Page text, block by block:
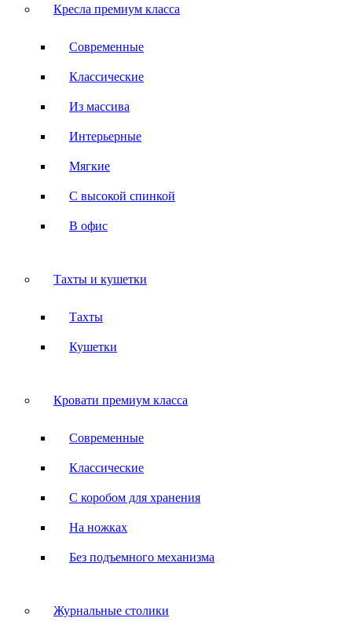
Кресла премиум класса
Современные
Классические
Из массива
Интерьерные
Мягкие
С высокой спинкой
В офис
Тахты и кушетки
Тахты
Кушетки
Кровати премиум класса
Современные
Классические
С коробом для хранения
На ножках
Без подъемного механизма
Журнальные столики